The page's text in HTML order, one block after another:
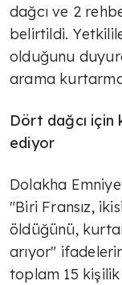
dağcı ve 2
belirtildi.
olduğunu
arama
Dört dağcı için
ediyor
Dolakha
"Biri Fransız,
öldüğünü,
arıyor"
toplam 15